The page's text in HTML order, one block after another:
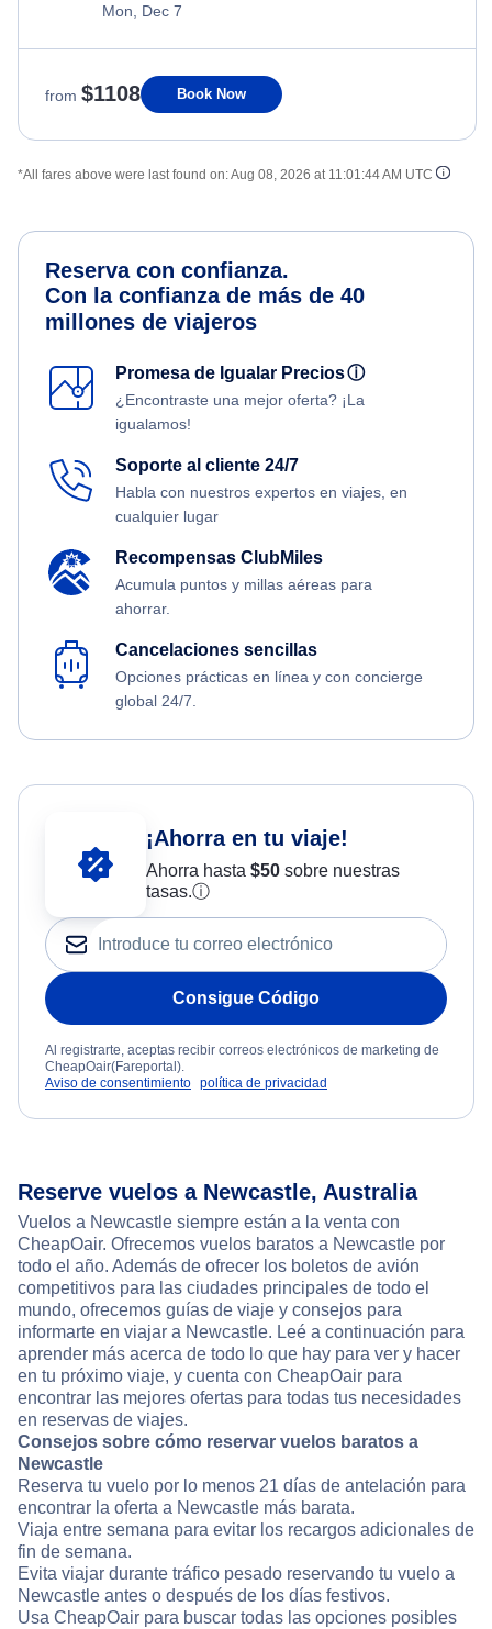
Mon, Dec 7
from $1108 Book Now
*All fares above were last found on:Aug 08, 2026 at 11:01:44 AM UTC
Reserva con confianza.
Con la confianza de más de 40
millones de viajeros
Promesa de Igualar Preciosⓘ
¿Encontraste una mejor oferta? ¡La
igualamos!
Soporte al cliente 24/7
Habla con nuestros expertos en viajes, en
cualquier lugar
Recompensas ClubMiles
Acumula puntos y millas aéreas para
ahorrar.
Cancelaciones sencillas
Opciones prácticas en línea y con concierge
global 24/7.
¡Ahorra en tu viaje!
Ahorra hasta $50sobre nuestras
tasas.ⓘ
Consigue Código
Al registrarte, aceptas recibir correos electrónicos de marketing de
CheapOair(Fareportal).
Aviso de consentimiento política de privacidad
Reserve vuelos a Newcastle, Australia
Vuelos a Newcastle siempre están a la venta con
CheapOair. Ofrecemos vuelos baratos a Newcastle por
todo el año. Además de ofrecer los boletos de avión
competitivos para las ciudades principales de todo el
mundo, ofrecemos guías de viaje y consejos para
informarte en viajar a Newcastle. Leé a continuación para
aprender más acerca de todo lo que hay para ver y hacer
en tu próximo viaje, y cuenta con CheapOair para
encontrar las mejores ofertas para todas tus necesidades
en reservas de viajes.
Consejos sobre cómo reservar vuelos baratos a
Newcastle
Reserva tu vuelo por lo menos 21 días de antelación para
encontrar la oferta a Newcastle más barata.
Viaja entre semana para evitar los recargos adicionales de
fin de semana.
Evita viajar durante tráfico pesado reservando tu vuelo a
Newcastle antes o después de los días festivos.
Usa CheapOair para buscar todas las opciones posibles